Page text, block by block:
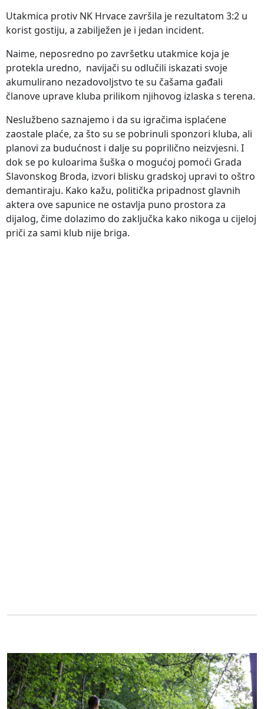
Utakmica protiv NK Hrvace završila je rezultatom 3:2 u
korist gostiju, a zabilježen je i jedan incident.
Naime, neposredno po završetku utakmice koja je
protekla uredno, navijači su odlučili iskazati svoje
akumulirano nezadovoljstvo te su čašama gađali
članove uprave kluba prilikom njihovog izlaska s terena.
Neslužbeno saznajemo i da su igračima isplaćene
zaostale plaće, za što su se pobrinuli sponzori kluba, ali
planovi za budućnost i dalje su poprilično neizvjesni. I
dok se po kuloarima šuška o mogućoj pomoći Grada
Slavonskog Broda, izvori blisku gradskoj upravi to oštro
demantiraju. Kako kažu, politička pripadnost glavnih
aktera ove sapunice ne ostavlja puno prostora za
dijalog, čime dolazimo do zaključka kako nikoga u cijeloj
priči za sami klub nije briga.